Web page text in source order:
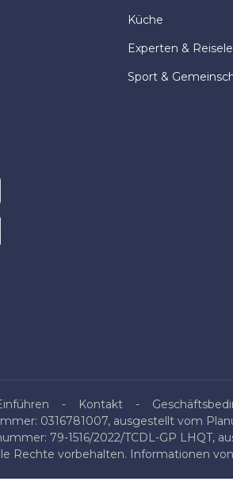
Küche
Experten &
Sport &
Kontakt
0316781007, ausgestellt vom
79-1516/2022/TCDL-GP LHQT,
Rechte vorbehalten. Informationen